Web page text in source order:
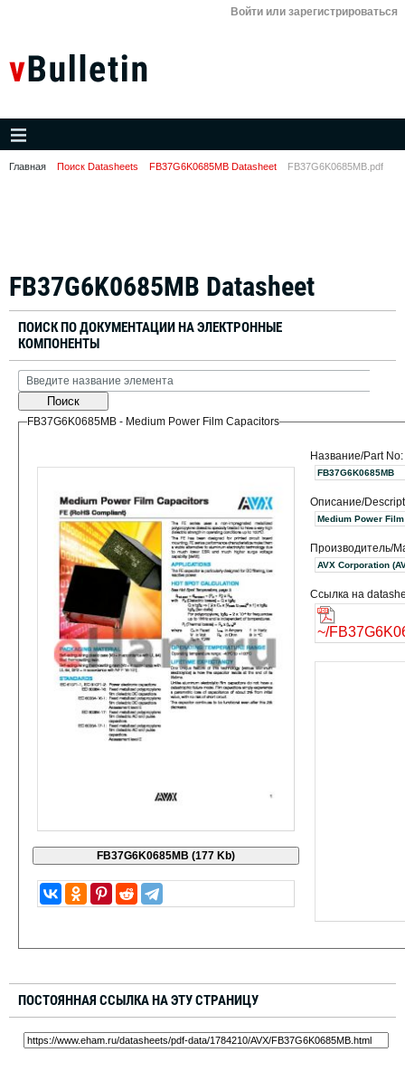
Войти или зарегистрироваться
Главная Поиск Datasheets FB37G6K0685MB Datasheet FB37G6K0685MB.pdf
FB37G6K0685MB Datasheet
ПОИСК ПО ДОКУМЕНТАЦИИ НА ЭЛЕКТРОННЫЕ
КОМПОНЕНТЫ
Поиск
FB37G6K0685MB - Medium Power Film Capacitors
Название/Part No:
FB37G6K0685MB
Описание/
Medium Power
Производитель/
AVX
Ссылка на
~/
ПОСТОЯННАЯ ССЫЛКА НА ЭТУ СТРАНИЦУ